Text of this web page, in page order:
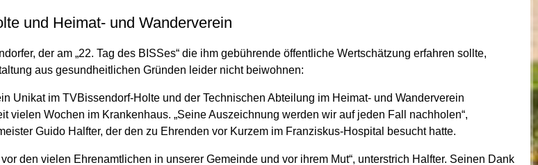
und Heimat- und Wanderverein
der am „22. Tag des BISSes“ die ihm gebührende öffentliche Wertschätzung erfahren sollte,
aus gesundheitlichen Gründen leider nicht beiwohnen:
Unikat im TVBissendorf-Holte und der Technischen Abteilung im Heimat- und Wanderverein
vielen Wochen im Krankenhaus. „Seine Auszeichnung werden wir auf jeden Fall nachholen“,
Guido Halfter, der den zu Ehrenden vor Kurzem im Franziskus-Hospital besucht hatte.
den vielen Ehrenamtlichen in unserer Gemeinde und vor ihrem Mut“, unterstrich Halfter. Seinen Dank